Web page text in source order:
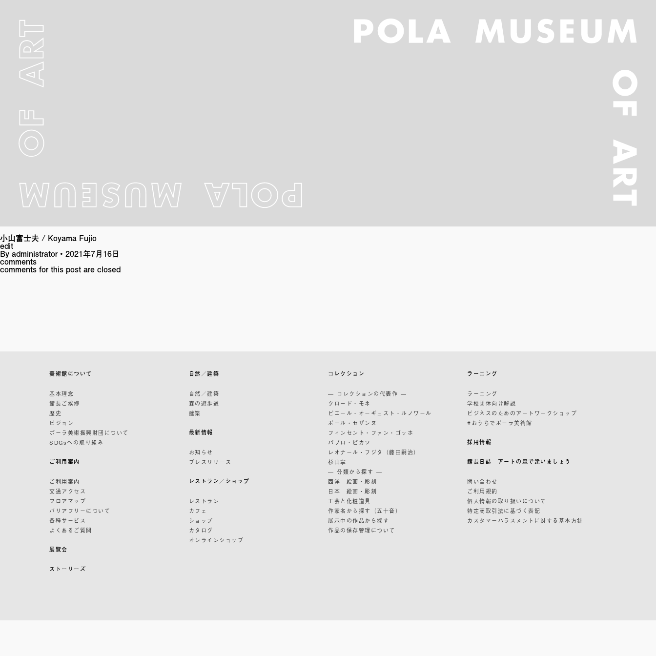
小山富士夫 / Koyama Fujio
edit
By administrator • 2021年7月16日
comments
comments for this post are closed
美術館について
基本理念
館長ご挨拶
歴史
ビジョン
ポーラ美術振興財団について
SDGsへの取り組み
ご利用案内
ご利用案内
交通アクセス
フロアマップ
バリアフリーについて
各種サービス
よくあるご質問
展覧会
ストーリーズ
自然／建築
自然／建築
森の遊歩道
建築
最新情報
お知らせ
プレスリリース
レストラン／ショップ
レストラン
カフェ
ショップ
カタログ
オンラインショップ
コレクション
— コレクションの代表作 —
クロード・モネ
ピエール・オーギュスト・ルノワール
ポール・セザンヌ
フィンセント・ファン・ゴッホ
パブロ・ピカソ
レオナール・フジタ（藤田嗣治）
杉山寧
— 分類から探す —
西洋 絵画・彫刻
日本 絵画・彫刻
工芸と化粧道具
作家名から探す（五十音）
展示中の作品から探す
作品の保存管理について
ラーニング
ラーニング
学校団体向け解説
ビジネスのためのアートワークショップ
#おうちでポーラ美術館
採用情報
館長日誌 アートの森で逢いましょう
問い合わせ
ご利用規約
個人情報の取り扱いについて
特定商取引法に基づく表記
カスタマーハラスメントに対する基本方針